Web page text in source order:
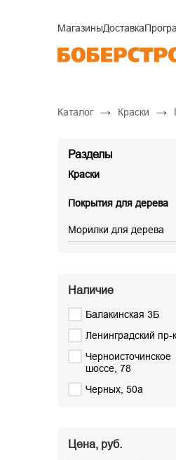
МагазиныДоставка
Каталог → Краски →
Разделы
Краски
Покрытия для дерева
Морилки для дерева
Наличие
Балакинская 3Б
Ленинградский пр-
Черноисточинское
шоссе, 78
Черных, 50а
Цена, руб.